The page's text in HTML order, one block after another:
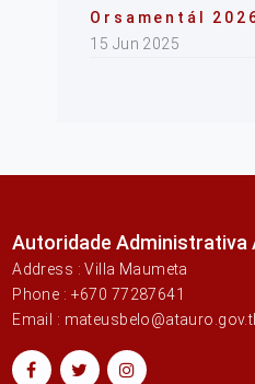
Orsamentál
15 Jun 2025
Autoridade Administrativa
Address : Villa Maumeta
Phone : +670 77287641
Email : mateusbelo@atauro.gov.tl